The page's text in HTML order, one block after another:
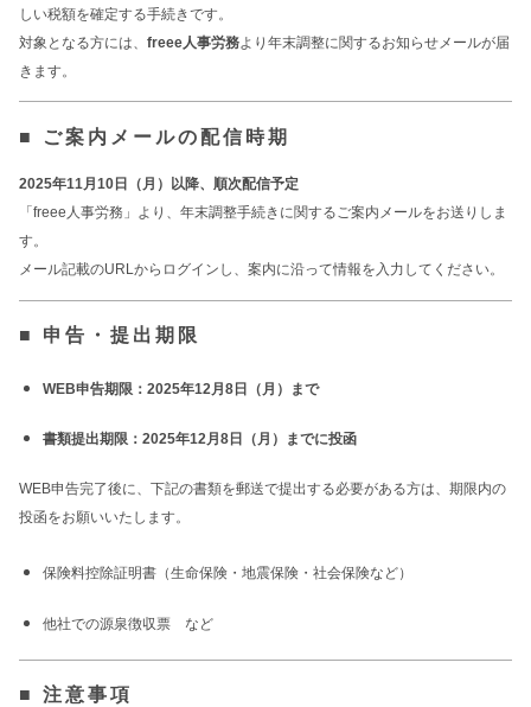
しい税額を確定する手続きです。
対象となる方には、 freee人事労務より年末調整に関するお知らせメールが届
きます。
■ ご案内メールの配信時期
2025年11月10日（月）以降、順次配信予定
「freee人事労務」より、年末調整手続きに関するご案内メールをお送りしま
す。
メール記載のURLからログインし、案内に沿って情報を入力してください。
■ 申告・提出期限
WEB申告期限：2025年12月8日（月）まで
書類提出期限：2025年12月8日（月）までに投函
WEB申告完了後に、下記の書類を郵送で提出する必要がある方は、期限内の
投函をお願いいたします。
保険料控除証明書（生命保険・地震保険・社会保険など）
他社での源泉徴収票 など
■ 注意事項